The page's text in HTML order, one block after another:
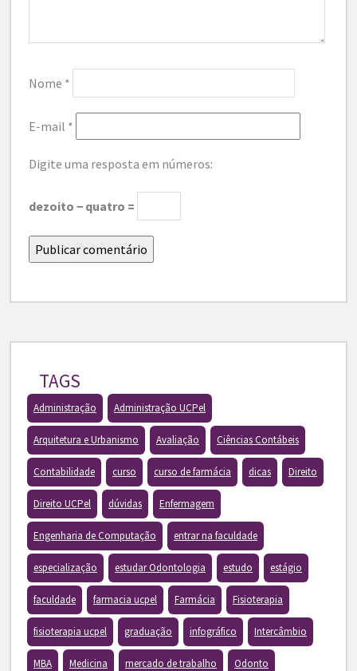
Nome *
E-mail *
Digite uma resposta em números:
dezoito − quatro =
TAGS
Administração Administração UCPel
Arquitetura e Urbanismo Avaliação Ciências Contábeis
Contabilidade curso curso de farmácia dicas Direito
Direito UCPel dúvidas Enfermagem
Engenharia de Computação entrar na faculdade
especialização estudar Odontologia estudo estágio
faculdade farmacia ucpel Farmácia Fisioterapia
fisioterapia ucpel graduação infográfico Intercâmbio
MBA Medicina mercado de trabalho Odonto